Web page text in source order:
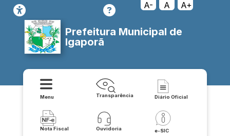
A- A A+
Prefeitura Municipal de
Igaporã
Menu Transparência Diário Oficial
Nota Fiscal Ouvidoria e-SIC